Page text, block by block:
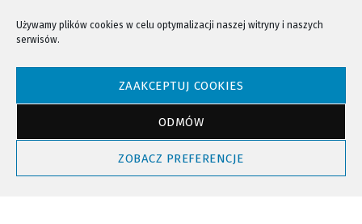
Używamy plików cookies w celu optymalizacji naszej witryny i naszych
serwisów.
ZAAKCEPTUJ COOKIES
ODMÓW
ZOBACZ PREFERENCJE
Powrót do góry